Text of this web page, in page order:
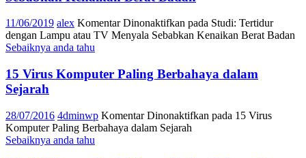
11/06/2019 alex Komentar Dinonaktifkan pada Studi: Tertidur
dengan Lampu atau TV Menyala Sebabkan Kenaikan Berat Badan
Sebaiknya anda tahu
15 Virus Komputer Paling Berbahaya dalam
Sejarah
28/07/2016 4dminwp Komentar Dinonaktifkan pada 15 Virus
Komputer Paling Berbahaya dalam Sejarah
Sebaiknya anda tahu